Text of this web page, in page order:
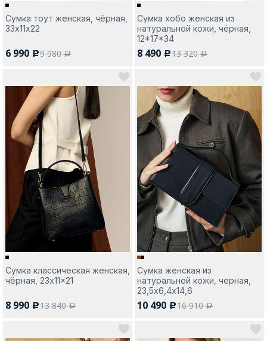
Сумка тоут женская, чёрная,
33х11х22
6 990 c9 980a
Сумка хобо женская из
натуральной кожи, чёрная,
12*17*34
8 490 c13 320a
Сумка классическая женская,
чёрная, 23x11x21
8 990 c13 840a
Сумка женская из
натуральной кожи, черная,
23,5х6,4х14,6
10 490 c16 910a